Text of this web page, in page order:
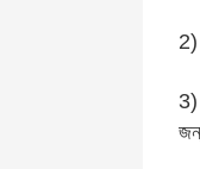
2)
3)